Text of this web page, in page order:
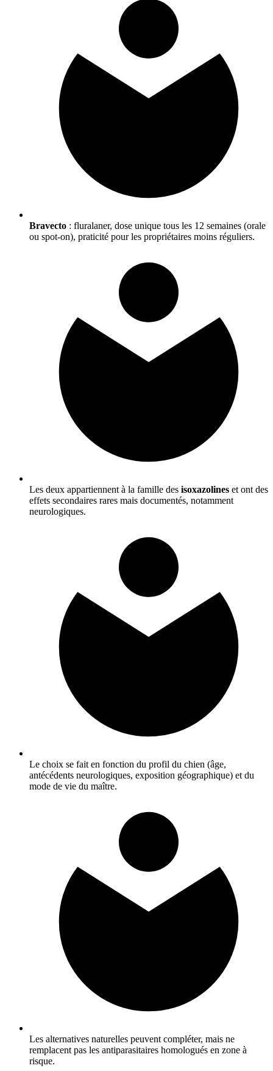
Bravecto : fluralaner, dose unique tous les 12 semaines (orale
ou spot-on), praticité pour les propriétaires moins réguliers.
Les deux appartiennent à la famille des isoxazolines et ont des
effets secondaires rares mais documentés, notamment
neurologiques.
Le choix se fait en fonction du profil du chien (âge,
antécédents neurologiques, exposition géographique) et du
mode de vie du maître.
Les alternatives naturelles peuvent compléter, mais ne
remplacent pas les antiparasitaires homologués en zone à
risque.